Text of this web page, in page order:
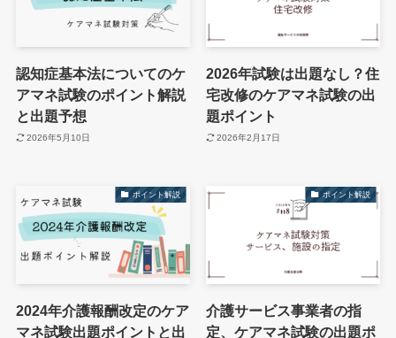
認知症基本法についてのケ
アマネ試験のポイント解説
と出題予想
2026年5月10日
2026年試験は出題なし？住
宅改修のケアマネ試験の出
題ポイント
2026年2月17日
ポイント解説
2024年介護報酬改定のケア
マネ試験出題ポイントと出
ポイント解説
介護サービス事業者の指
定、ケアマネ試験の出題ポ